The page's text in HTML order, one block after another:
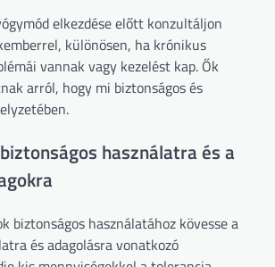
elkezdése előtt konzultáljon
különösen, ha krónikus
vannak vagy kezelést kap. Ők
arról, hogy mi biztonságos és
használatra és a
biztonságos használatához kövesse a
és adagolásra vonatkozó